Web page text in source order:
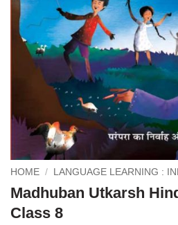
HOME / LANGUAGE LEARNING :
Madhuban Utkarsh
Class 8